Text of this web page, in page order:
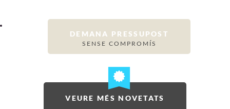
DEMANA PRESSUPOST
SENSE COMPROMÍS
VEURE MÉS NOVETATS